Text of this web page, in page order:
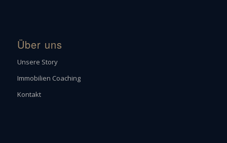
Über uns
Unsere Story
Immobilien Coaching
Kontakt